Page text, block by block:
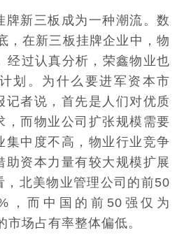
牌新三板成为一种潮流。数
，在新三板挂牌企业中，物
经过认真分析，荣鑫物业也
划。为什么要进军资本市
记者说，首先是人们对优质
，而物业公司扩张规模需要
集中度不高，物业行业竞争
助资本力量有较大规模扩展
，北美物业管理公司的前50
，而中国的前50强仅为
场占有率整体偏低。